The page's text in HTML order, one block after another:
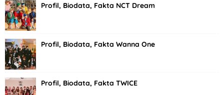
Profil, Biodata, Fakta NCT Dream
Profil, Biodata, Fakta Wanna One
Profil, Biodata, Fakta TWICE